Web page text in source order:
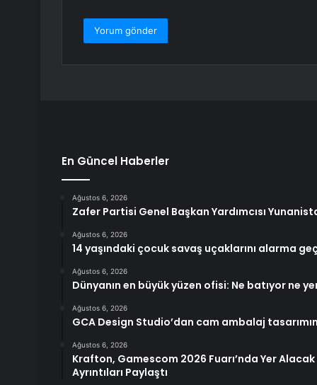
En Güncel Haberler
Ağustos 6, 2026
Zafer Partisi Genel Başkan Yardımcısı
Ağustos 6, 2026
14 yaşındaki çocuk savaş uçaklarını alarma
Ağustos 6, 2026
Dünyanın en büyük yüzen ofisi: Ne batıyor ne
Ağustos 6, 2026
GCA Design Studio’dan cam ambalaj
Ağustos 6, 2026
Krafton, Gamescom 2026 Fuarı’nda Yer Alacak
Ayrıntıları Paylaştı